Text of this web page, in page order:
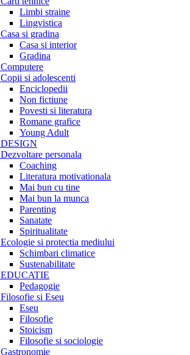
Limbi straine
Lingvistica
Casa si gradina
Casa si interior
Gradina
Computere
Copii si adolescenti
Enciclopedii
Non fictiune
Povesti si literatura
Romane grafice
Young Adult
DESIGN
Dezvoltare personala
Coaching
Literatura motivationala
Mai bun cu tine
Mai bun la munca
Parenting
Sanatate
Spiritualitate
Ecologie si protectia mediului
Schimbari climatice
Sustenabilitate
EDUCATIE
Pedagogie
Filosofie si Eseu
Eseu
Filosofie
Stoicism
Filosofie si sociologie
Gastronomie